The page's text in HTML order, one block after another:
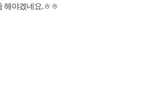
해야겠네요.ㅎㅎ